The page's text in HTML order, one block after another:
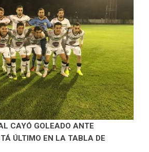
CAYÓ GOLEADO ANTE
ÚLTIMO EN LA TABLA DE